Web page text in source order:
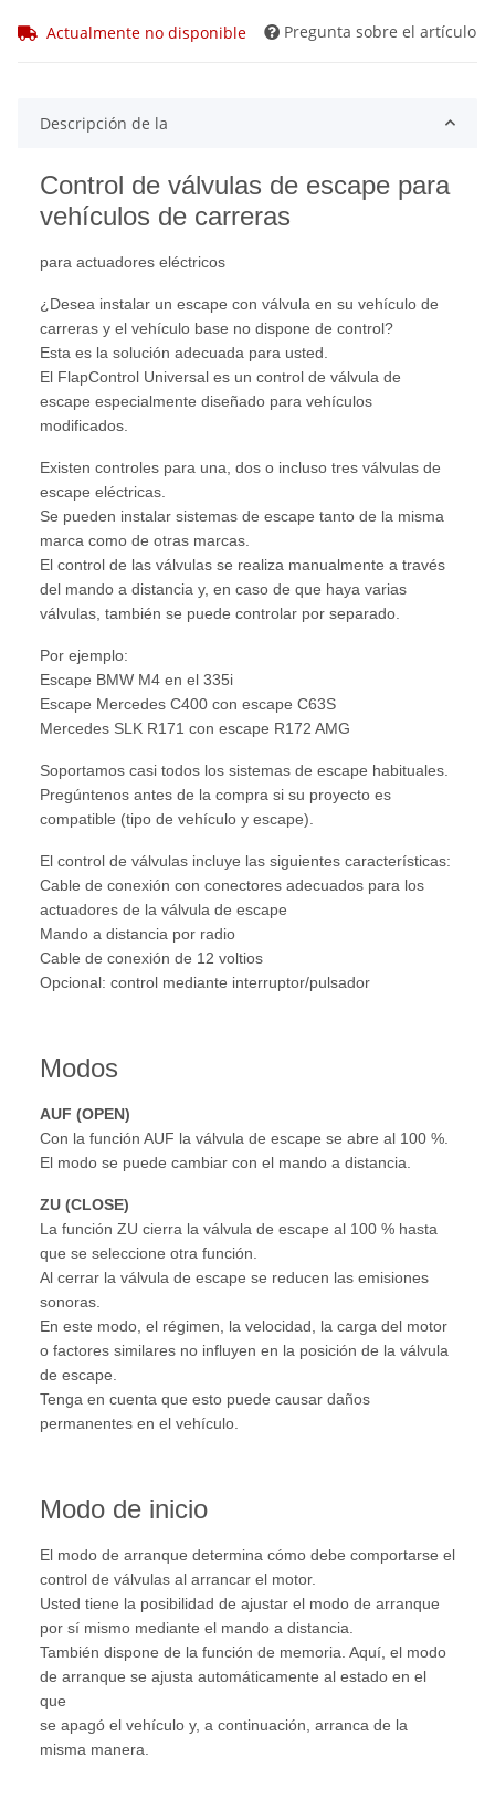
Actualmente no disponible Pregunta sobre el artículo
Descripción de la
Control de válvulas de escape para
vehículos de carreras
para actuadores eléctricos
¿Desea instalar un escape con válvula en su vehículo de
carreras y el vehículo base no dispone de control?
Esta es la solución adecuada para usted.
El FlapControl Universal es un control de válvula de
escape especialmente diseñado para vehículos
modificados.
Existen controles para una, dos o incluso tres válvulas de
escape eléctricas.
Se pueden instalar sistemas de escape tanto de la misma
marca como de otras marcas.
El control de las válvulas se realiza manualmente a través
del mando a distancia y, en caso de que haya varias
válvulas, también se puede controlar por separado.
Por ejemplo:
Escape BMW M4 en el 335i
Escape Mercedes C400 con escape C63S
Mercedes SLK R171 con escape R172 AMG
Soportamos casi todos los sistemas de escape habituales.
Pregúntenos antes de la compra si su proyecto es
compatible (tipo de vehículo y escape).
El control de válvulas incluye las siguientes características:
Cable de conexión con conectores adecuados para los
actuadores de la válvula de escape
Mando a distancia por radio
Cable de conexión de 12 voltios
Opcional: control mediante interruptor/pulsador
Modos
AUF (OPEN)
Con la función AUF la válvula de escape se abre al 100 %.
El modo se puede cambiar con el mando a distancia.
ZU (CLOSE)
La función ZU cierra la válvula de escape al 100 % hasta
que se seleccione otra función.
Al cerrar la válvula de escape se reducen las emisiones
sonoras.
En este modo, el régimen, la velocidad, la carga del motor
o factores similares no influyen en la posición de la válvula
de escape.
Tenga en cuenta que esto puede causar daños
permanentes en el vehículo.
Modo de inicio
El modo de arranque determina cómo debe comportarse el
control de válvulas al arrancar el motor.
Usted tiene la posibilidad de ajustar el modo de arranque
por sí mismo mediante el mando a distancia.
También dispone de la función de memoria. Aquí, el modo
de arranque se ajusta automáticamente al estado en el
que
se apagó el vehículo y, a continuación, arranca de la
misma manera.